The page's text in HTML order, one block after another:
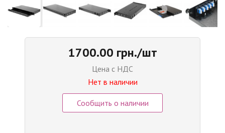
1700.00 грн./шт
Цена с НДС
Нет в наличии
Сообщить о наличии